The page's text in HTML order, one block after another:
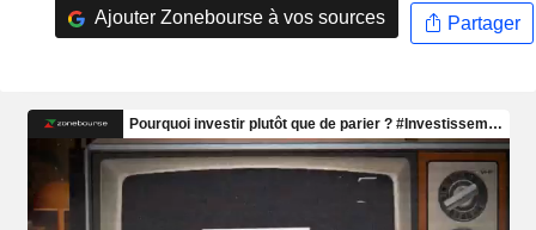
Ajouter Zonebourse à vos sources Partager